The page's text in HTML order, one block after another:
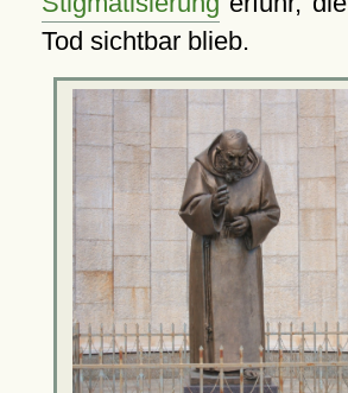
Tod sichtbar blieb.